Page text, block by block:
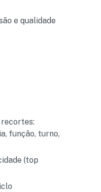
e qualidade
função, turno,
(top